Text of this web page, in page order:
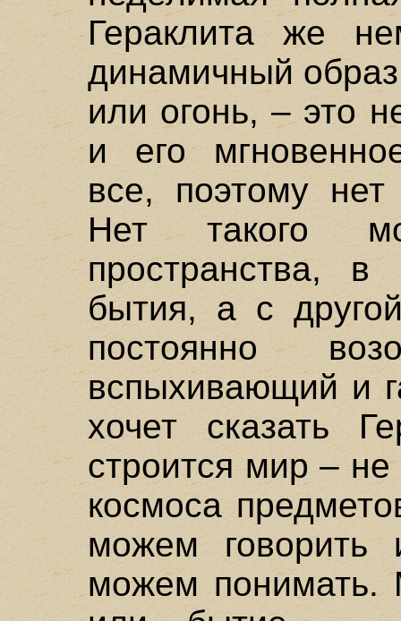
Гераклита же
динамичный
или огонь, – это
и его
все, поэтому
Нет такого
пространства,
бытия, а с
постоянно
вспыхивающий и
хочет сказать
строится мир –
космоса
можем говорить
можем понимать.